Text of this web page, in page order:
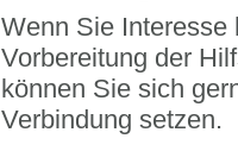
Wenn Sie Interesse
Vorbereitung der
können Sie sich
Verbindung setzen.